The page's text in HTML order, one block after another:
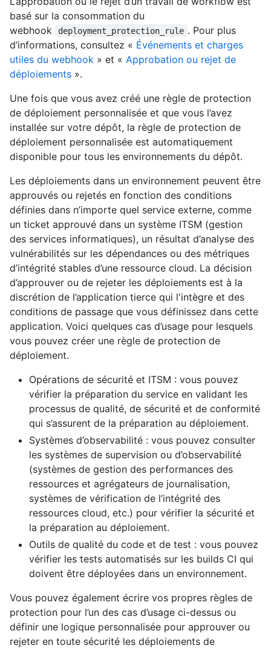
basé sur la consommation du
webhook
deployment_protection_rule . Pour plus
d’informations, consultez « Événements et charges
utiles du webhook » et « Approbation ou rejet de
déploiements ».
Une fois que vous avez créé une règle de protection
de déploiement personnalisée et que vous l’avez
installée sur votre dépôt, la règle de protection de
déploiement personnalisée est automatiquement
disponible pour tous les environnements du dépôt.
Les déploiements dans un environnement peuvent être
approuvés ou rejetés en fonction des conditions
définies dans n’importe quel service externe, comme
un ticket approuvé dans un système ITSM (gestion
des services informatiques), un résultat d’analyse des
vulnérabilités sur les dépendances ou des métriques
d’intégrité stables d’une ressource cloud. La décision
d’approuver ou de rejeter les déploiements est à la
discrétion de l’application tierce qui l'intègre et des
conditions de passage que vous définissez dans cette
application. Voici quelques cas d’usage pour lesquels
vous pouvez créer une règle de protection de
déploiement.
Opérations de sécurité et ITSM : vous pouvez
vérifier la préparation du service en validant les
processus de qualité, de sécurité et de conformité
qui s’assurent de la préparation au déploiement.
Systèmes d’observabilité : vous pouvez consulter
les systèmes de supervision ou d’observabilité
(systèmes de gestion des performances des
ressources et agrégateurs de journalisation,
systèmes de vérification de l’intégrité des
ressources cloud, etc.) pour vérifier la sécurité et
la préparation au déploiement.
Outils de qualité du code et de test : vous pouvez
vérifier les tests automatisés sur les builds CI qui
doivent être déployées dans un environnement.
Vous pouvez également écrire vos propres règles de
protection pour l’un des cas d’usage ci-dessus ou
définir une logique personnalisée pour approuver ou
rejeter en toute sécurité les déploiements de